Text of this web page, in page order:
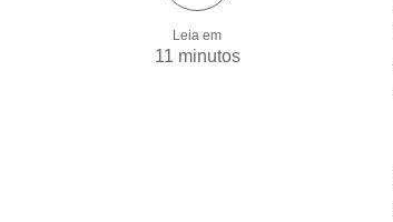
Leia em
11 minutos